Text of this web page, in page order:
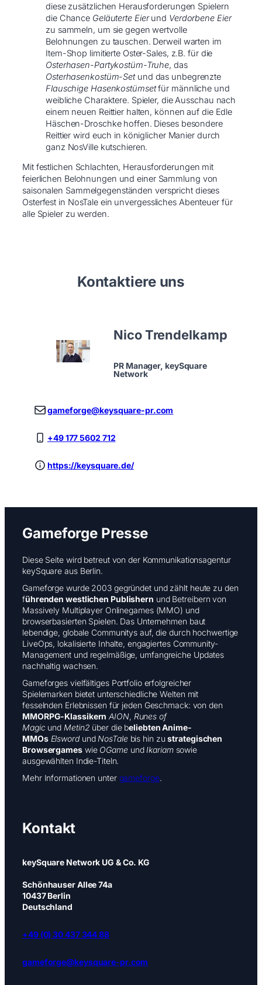
diese zusätzlichen Herausforderungen Spielern
die Chance Geläuterte Eierund Verdorbene Eier
zu sammeln, um sie gegen wertvolle
Belohnungen zu tauschen. Derweil warten im
Item-Shop limitierte Oster-Sales, z.B. für die
Osterhasen-Partykostüm-Truhe, das
Osterhasenkostüm-Setund das unbegrenzte
Flauschige Hasenkostümsetfür männliche und
weibliche Charaktere. Spieler, die Ausschau nach
einem neuen Reittier halten, können auf die Edle
Häschen-Droschke hoffen. Dieses besondere
Reittier wird euch in königlicher Manier durch
ganz NosVille kutschieren.
Mit festlichen Schlachten, Herausforderungen mit
feierlichen Belohnungen und einer Sammlung von
saisonalen Sammelgegenständen verspricht dieses
Osterfest in NosTale ein unvergessliches Abenteuer für
alle Spieler zu werden.
Kontaktiere uns
Nico Trendelkamp
PR Manager, keySquare
Network
gameforge@keysquare-pr.com
+49 177 5602 712
https://keysquare.de/
Gameforge Presse
Diese Seite wird betreut von der Kommunikationsagentur
keySquare aus Berlin.
Gameforge wurde 2003 gegründet und zählt heute zu den
führenden westlichen Publishern und Betreibern von
Massively Multiplayer Onlinegames (MMO) und
browserbasierten Spielen. Das Unternehmen baut
lebendige, globale Communitys auf, die durch hochwertige
LiveOps, lokalisierte Inhalte, engagiertes Community-
Management und regelmäßige, umfangreiche Updates
nachhaltig wachsen.
Gameforges vielfältiges Portfolio erfolgreicher
Spielemarken bietet unterschiedliche Welten mit
fesselnden Erlebnissen für jeden Geschmack: von den
MMORPG-Klassikern AION, Runes of
Magic und Metin2 über die beliebten Anime-
MMOs Elsword und NosTalebis hin zustrategischen
Browsergameswie OGameundIkariamsowie
ausgewählten Indie-Titeln.
Mehr Informationen unter gameforge.
Kontakt
keySquare Network UG & Co. KG
Schönhauser Allee 74a
10437 Berlin
Deutschland
+49 (0) 30 437 344 88
gameforge@keysquare-pr.com